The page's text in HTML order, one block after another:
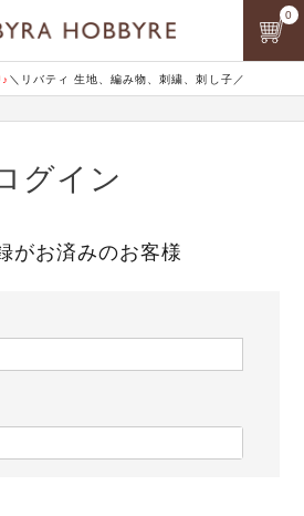
＼リバティ 生地、編み物、刺繍、刺し子／
0
グイン
がお済みのお客様